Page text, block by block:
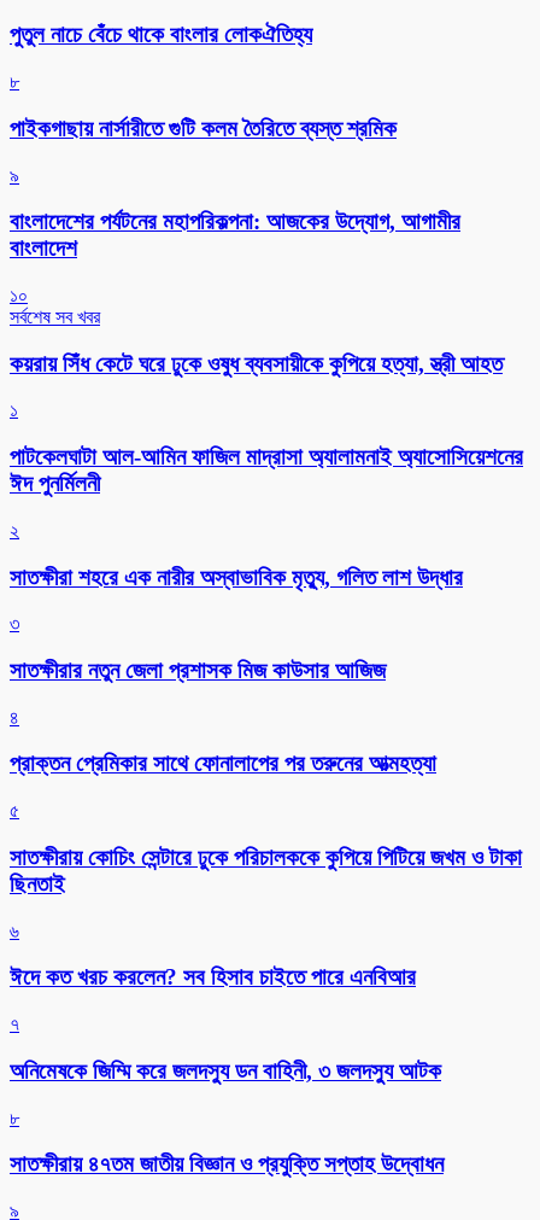
পুতুল নাচে বেঁচে থাকে বাংলার লোকঐতিহ্য
৮
পাইকগাছায় নার্সারীতে গুটি কলম তৈরিতে ব্যস্ত শ্রমিক
৯
বাংলাদেশের পর্যটনের মহাপরিকল্পনা: আজকের উদ্যোগ, আগামীর
বাংলাদেশ
১০
সর্বশেষ সব খবর
কয়রায় সিঁধ কেটে ঘরে ঢুকে ওষুধ ব্যবসায়ীকে কুপিয়ে হত্যা, স্ত্রী আহত
১
পাটকেলঘাটা আল-আমিন ফাজিল মাদ্রাসা অ্যালামনাই অ্যাসোসিয়েশনের
ঈদ পুনর্মিলনী
২
সাতক্ষীরা শহরে এক নারীর অস্বাভাবিক মৃত্যু, গলিত লাশ উদ্ধার
৩
সাতক্ষীরার নতুন জেলা প্রশাসক মিজ কাউসার আজিজ
৪
প্রাক্তন প্রেমিকার সাথে ফোনালাপের পর তরুনের আত্মহত্যা
৫
সাতক্ষীরায় কোচিং সেন্টারে ঢুকে পরিচালককে কুপিয়ে পিটিয়ে জখম ও টাকা
ছিনতাই
৬
ঈদে কত খরচ করলেন? সব হিসাব চাইতে পারে এনবিআর
৭
অনিমেষকে জিম্মি করে জলদস্যু ডন বাহিনী, ৩ জলদস্যু আটক
৮
সাতক্ষীরায় ৪৭তম জাতীয় বিজ্ঞান ও প্রযুক্তি সপ্তাহ উদ্বোধন
৯